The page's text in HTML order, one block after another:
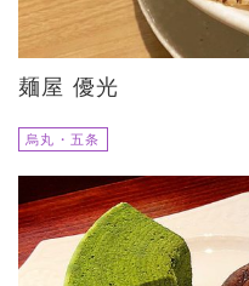
麺屋 優光
烏丸・五条